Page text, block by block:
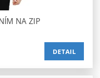
NA ZIP
DETAIL